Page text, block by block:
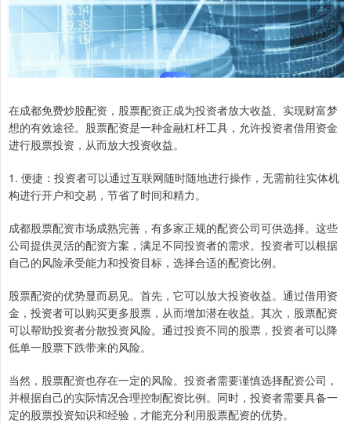
在成都免费炒股配资，股票配资正成为投资者放大收益、实现财富梦
想的有效途径。股票配资是一种金融杠杆工具，允许投资者借用资金
进行股票投资，从而放大投资收益。
1. 便捷：投资者可以通过互联网随时随地进行操作，无需前往实体机
构进行开户和交易，节省了时间和精力。
成都股票配资市场成熟完善，有多家正规的配资公司可供选择。这些
公司提供灵活的配资方案，满足不同投资者的需求。投资者可以根据
自己的风险承受能力和投资目标，选择合适的配资比例。
股票配资的优势显而易见。首先，它可以放大投资收益。通过借用资
金，投资者可以购买更多股票，从而增加潜在收益。其次，股票配资
可以帮助投资者分散投资风险。通过投资不同的股票，投资者可以降
低单一股票下跌带来的风险。
当然，股票配资也存在一定的风险。投资者需要谨慎选择配资公司，
并根据自己的实际情况合理控制配资比例。同时，投资者需要具备一
定的股票投资知识和经验，才能充分利用股票配资的优势。